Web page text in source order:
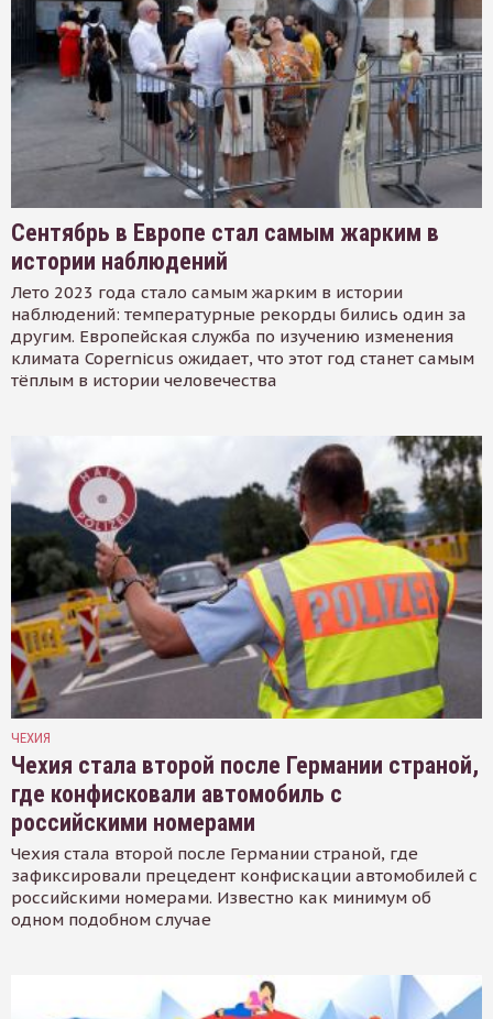
Сентябрь в Европе стал самым жарким в
истории наблюдений
Лето 2023 года стало самым жарким в истории
наблюдений: температурные рекорды бились один за
другим. Европейская служба по изучению изменения
климата Copernicus ожидает, что этот год станет самым
тёплым в истории человечества
ЧЕХИЯ
Чехия стала второй после Германии страной,
где конфисковали автомобиль с
российскими номерами
Чехия стала второй после Германии страной, где
зафиксировали прецедент конфискации автомобилей с
российскими номерами. Известно как минимум об
одном подобном случае